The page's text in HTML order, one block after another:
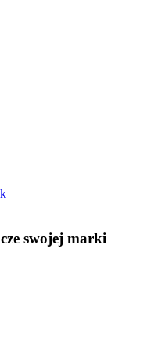
swojej marki